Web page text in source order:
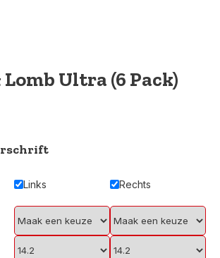
Lomb Ultra (6 Pack)
Links Rechts